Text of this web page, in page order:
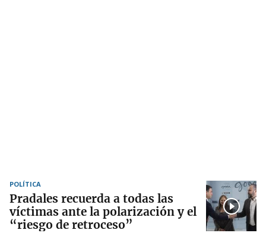
POLÍTICA
Pradales recuerda a todas las
víctimas ante la polarización y el
“riesgo de retroceso”